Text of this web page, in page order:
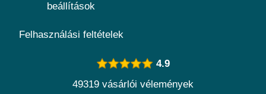
beállítások
Felhasználási feltételek
4.9
49319 vásárlói vélemények